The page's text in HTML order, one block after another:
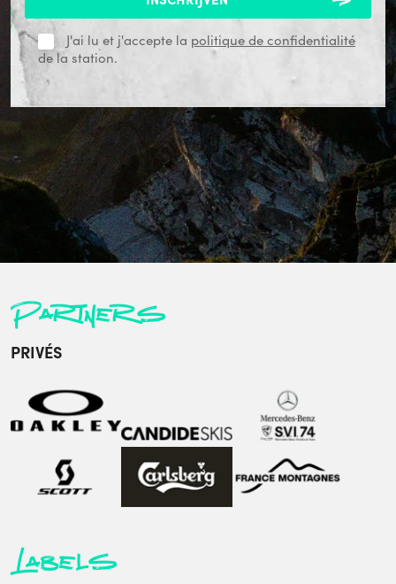
J'ai lu et j'accepte la politique de confidentialité
de la station.
Partners
PRIVÉS
Labels